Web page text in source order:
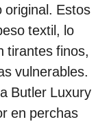
original. Estos
textil, lo
tirantes finos,
vulnerables.
Butler Luxury
en perchas